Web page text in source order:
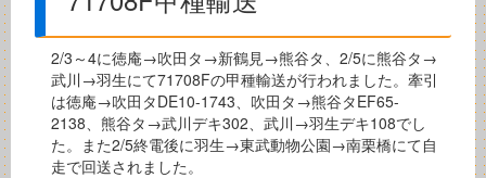
2/3～4に徳庵→吹田タ→新鶴見→熊谷タ、2/5に熊谷タ→
武川→羽生にて71708Fの甲種輸送が行われました。牽引
は徳庵→吹田タDE10-1743、吹田タ→熊谷タEF65-
2138、熊谷タ→武川デキ302、武川→羽生デキ108でし
た。また2/5終電後に羽生→東武動物公園→南栗橋にて自
走で回送されました。